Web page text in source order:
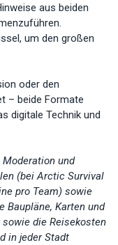
aus beiden
um den großen
oder den
– beide Formate
digitale Technik und
und
(bei Arctic Survival
pro Team) sowie
Baupläne, Karten und
sowie die Reisekosten
in jeder Stadt